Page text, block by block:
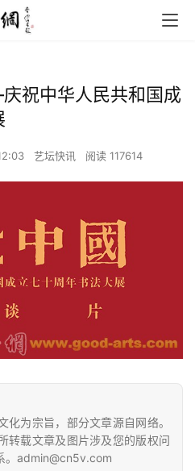
祝中华人民共和国成
艺坛快讯 阅读 117614
为宗旨，部分文章源自网络。
转载文章及图片涉及您的版权问
。admin@cn5v.com